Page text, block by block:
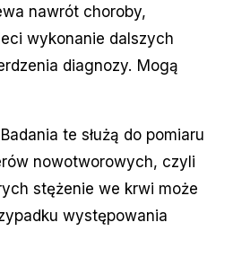
nawrót choroby,
wykonanie dalszych
diagnozy. Mogą
Badania te służą do pomiaru
nowotworowych, czyli
stężenie we krwi może
występowania